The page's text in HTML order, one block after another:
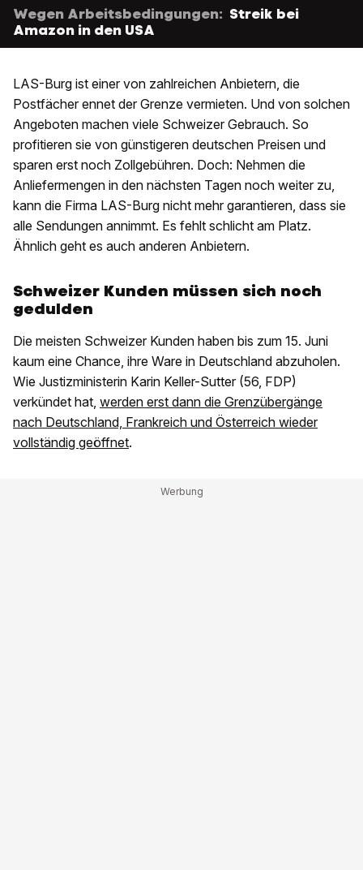
Wegen Arbeitsbedingungen: Streik bei
Amazon in den USA
LAS-Burg ist einer von zahlreichen Anbietern, die
Postfächer ennet der Grenze vermieten. Und von solchen
Angeboten machen viele Schweizer Gebrauch. So
profitieren sie von günstigeren deutschen Preisen und
sparen erst noch Zollgebühren. Doch: Nehmen die
Anliefermengen in den nächsten Tagen noch weiter zu,
kann die Firma LAS-Burg nicht mehr garantieren, dass sie
alle Sendungen annimmt. Es fehlt schlicht am Platz.
Ähnlich geht es auch anderen Anbietern.
Schweizer Kunden müssen sich noch
gedulden
Die meisten Schweizer Kunden haben bis zum 15. Juni
kaum eine Chance, ihre Ware in Deutschland abzuholen.
Wie Justizministerin Karin Keller-Sutter (56, FDP)
verkündet hat, werden erst dann die Grenzübergänge
nach Deutschland, Frankreich und Österreich wieder
vollständig geöffnet.